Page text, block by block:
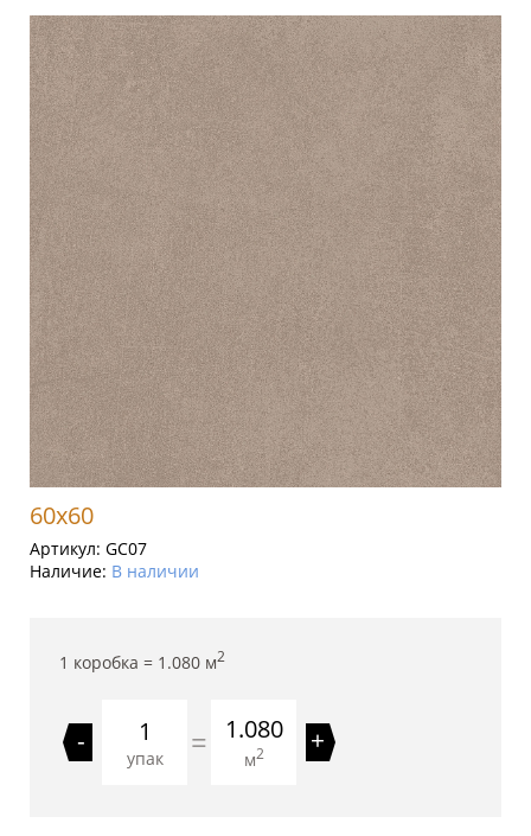
60x60
Артикул: GC07
Наличие: В наличии
1 коробка = 1.080 м2
-
упак = 1.080
м2 +